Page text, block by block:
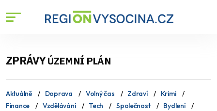
ZPRÁVYÚZEMNÍ PLÁN
Aktuálně Doprava Volný čas Zdraví
Krimi
Finance
Vzdělávání Tech Společnost
Bydlení